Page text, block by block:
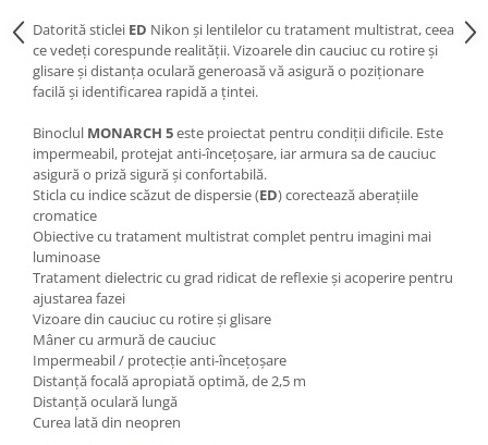
Datorită sticlei ED Nikon şi lentilelor cu tratament multistrat, ceea
ce vedeţi corespunde realităţii. Vizoarele din cauciuc cu rotire şi
glisare şi distanţa oculară generoasă vă asigură o poziţionare
facilă şi identificarea rapidă a ţintei.
Binoclul MONARCH 5este proiectat pentru condiţii dificile. Este
impermeabil, protejat anti-înceţoşare, iar armura sa de cauciuc
asigură o priză sigură şi confortabilă.
Sticla cu indice scăzut de dispersie (ED) corectează aberaţiile
cromatice
Obiective cu tratament multistrat complet pentru imagini mai
luminoase
Tratament dielectric cu grad ridicat de reflexie şi acoperire pentru
ajustarea fazei
Vizoare din cauciuc cu rotire şi glisare
Mâner cu armură de cauciuc
Impermeabil / protecţie anti-înceţoşare
Distanţă focală apropiată optimă, de 2,5 m
Distanţă oculară lungă
Curea lată din neopren